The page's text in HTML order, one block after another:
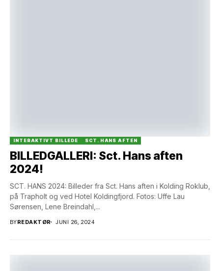
INTERAKTIVT BILLEDE SCT. HANS AFTEN
BILLEDGALLERI: Sct. Hans aften
2024!
SCT. HANS 2024: Billeder fra Sct. Hans aften i Kolding Roklub,
på Trapholt og ved Hotel Koldingfjord. Fotos: Uffe Lau
Sørensen, Lene Breindahl,...
BYREDAKTØR JUNI 26, 2024